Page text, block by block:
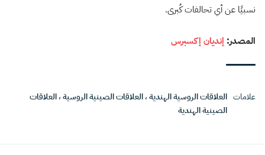
نسبيًا عن أي تحالفات كُبرى.
المصدر: إنديان إكسبرس
علامات العلاقات الروسية الهندية،العلاقات الصينية الروسية،العلاقات
الصينية الهندية